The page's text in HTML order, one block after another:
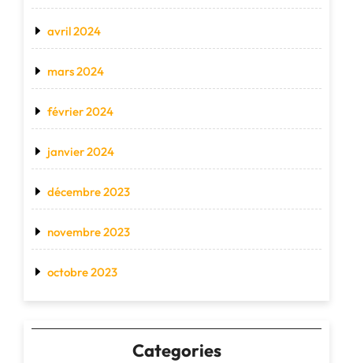
avril 2024
mars 2024
février 2024
janvier 2024
décembre 2023
novembre 2023
octobre 2023
Categories